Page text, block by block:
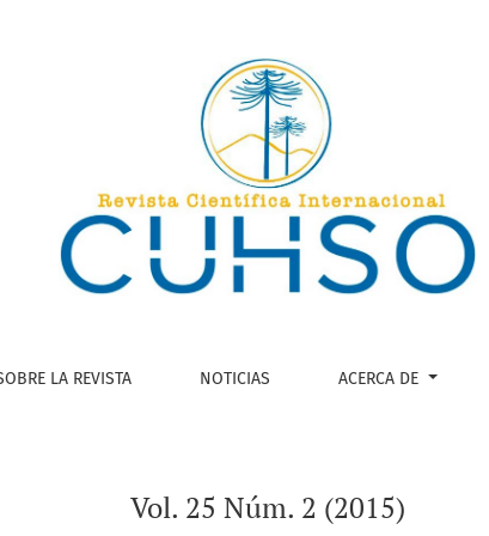
LA REVISTA NOTICIAS ACERCA DE
Vol. 25 Núm. 2 (2015)